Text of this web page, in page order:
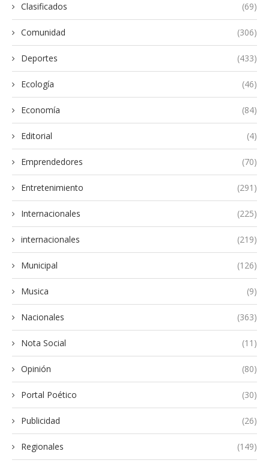
Clasificados (69)
Comunidad (306)
Deportes (433)
Ecología (46)
Economía (84)
Editorial (4)
Emprendedores (70)
Entretenimiento (291)
Internacionales (225)
internacionales (219)
Municipal (126)
Musica (9)
Nacionales (363)
Nota Social (11)
Opinión (80)
Portal Poético (30)
Publicidad (26)
Regionales (149)